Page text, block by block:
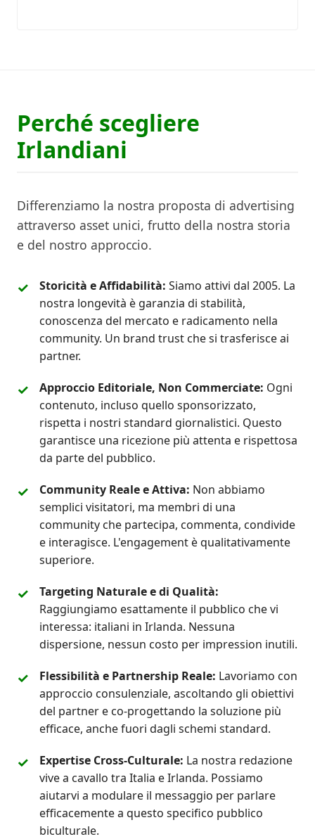
Perché scegliere
Irlandiani
Differenziamo la nostra proposta di advertising
attraverso asset unici, frutto della nostra storia
e del nostro approccio.
Storicità e Affidabilità: Siamo attivi dal 2005. La
nostra longevità è garanzia di stabilità,
conoscenza del mercato e radicamento nella
community. Un brand trust che si trasferisce ai
partner.
Approccio Editoriale, Non Commerciate: Ogni
contenuto, incluso quello sponsorizzato,
rispetta i nostri standard giornalistici. Questo
garantisce una ricezione più attenta e rispettosa
da parte del pubblico.
Community Reale e Attiva: Non abbiamo
semplici visitatori, ma membri di una
community che partecipa, commenta, condivide
e interagisce. L'engagement è qualitativamente
superiore.
Targeting Naturale e di Qualità:
Raggiungiamo esattamente il pubblico che vi
interessa: italiani in Irlanda. Nessuna
dispersione, nessun costo per impression inutili.
Flessibilità e Partnership Reale: Lavoriamo con
approccio consulenziale, ascoltando gli obiettivi
del partner e co-progettando la soluzione più
efficace, anche fuori dagli schemi standard.
Expertise Cross-Culturale: La nostra redazione
vive a cavallo tra Italia e Irlanda. Possiamo
aiutarvi a modulare il messaggio per parlare
efficacemente a questo specifico pubblico
biculturale.